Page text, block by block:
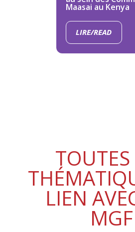
Maasai au Kenya
LIRE/READ
TOUTES
LIEN
MGF